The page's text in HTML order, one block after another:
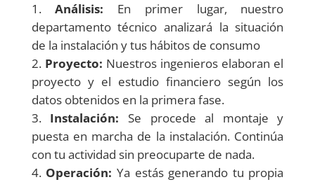
Análisis: En primer lugar, nuestro
departamento técnico analizará la situación
de la instalación y tus hábitos de consumo
Proyecto: Nuestros ingenieros elaboran el
proyecto y el estudio financiero según los
datos obtenidos en la primera fase.
Instalación: Se procede al montaje y
puesta en marcha de la instalación. Continúa
con tu actividad sin preocuparte de nada.
Operación: Ya estás generando tu propia